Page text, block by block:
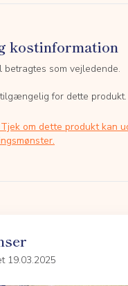
kostinformation
betragtes som vejledende.
for dette produkt.
om dette produkt kan
19.03.2025